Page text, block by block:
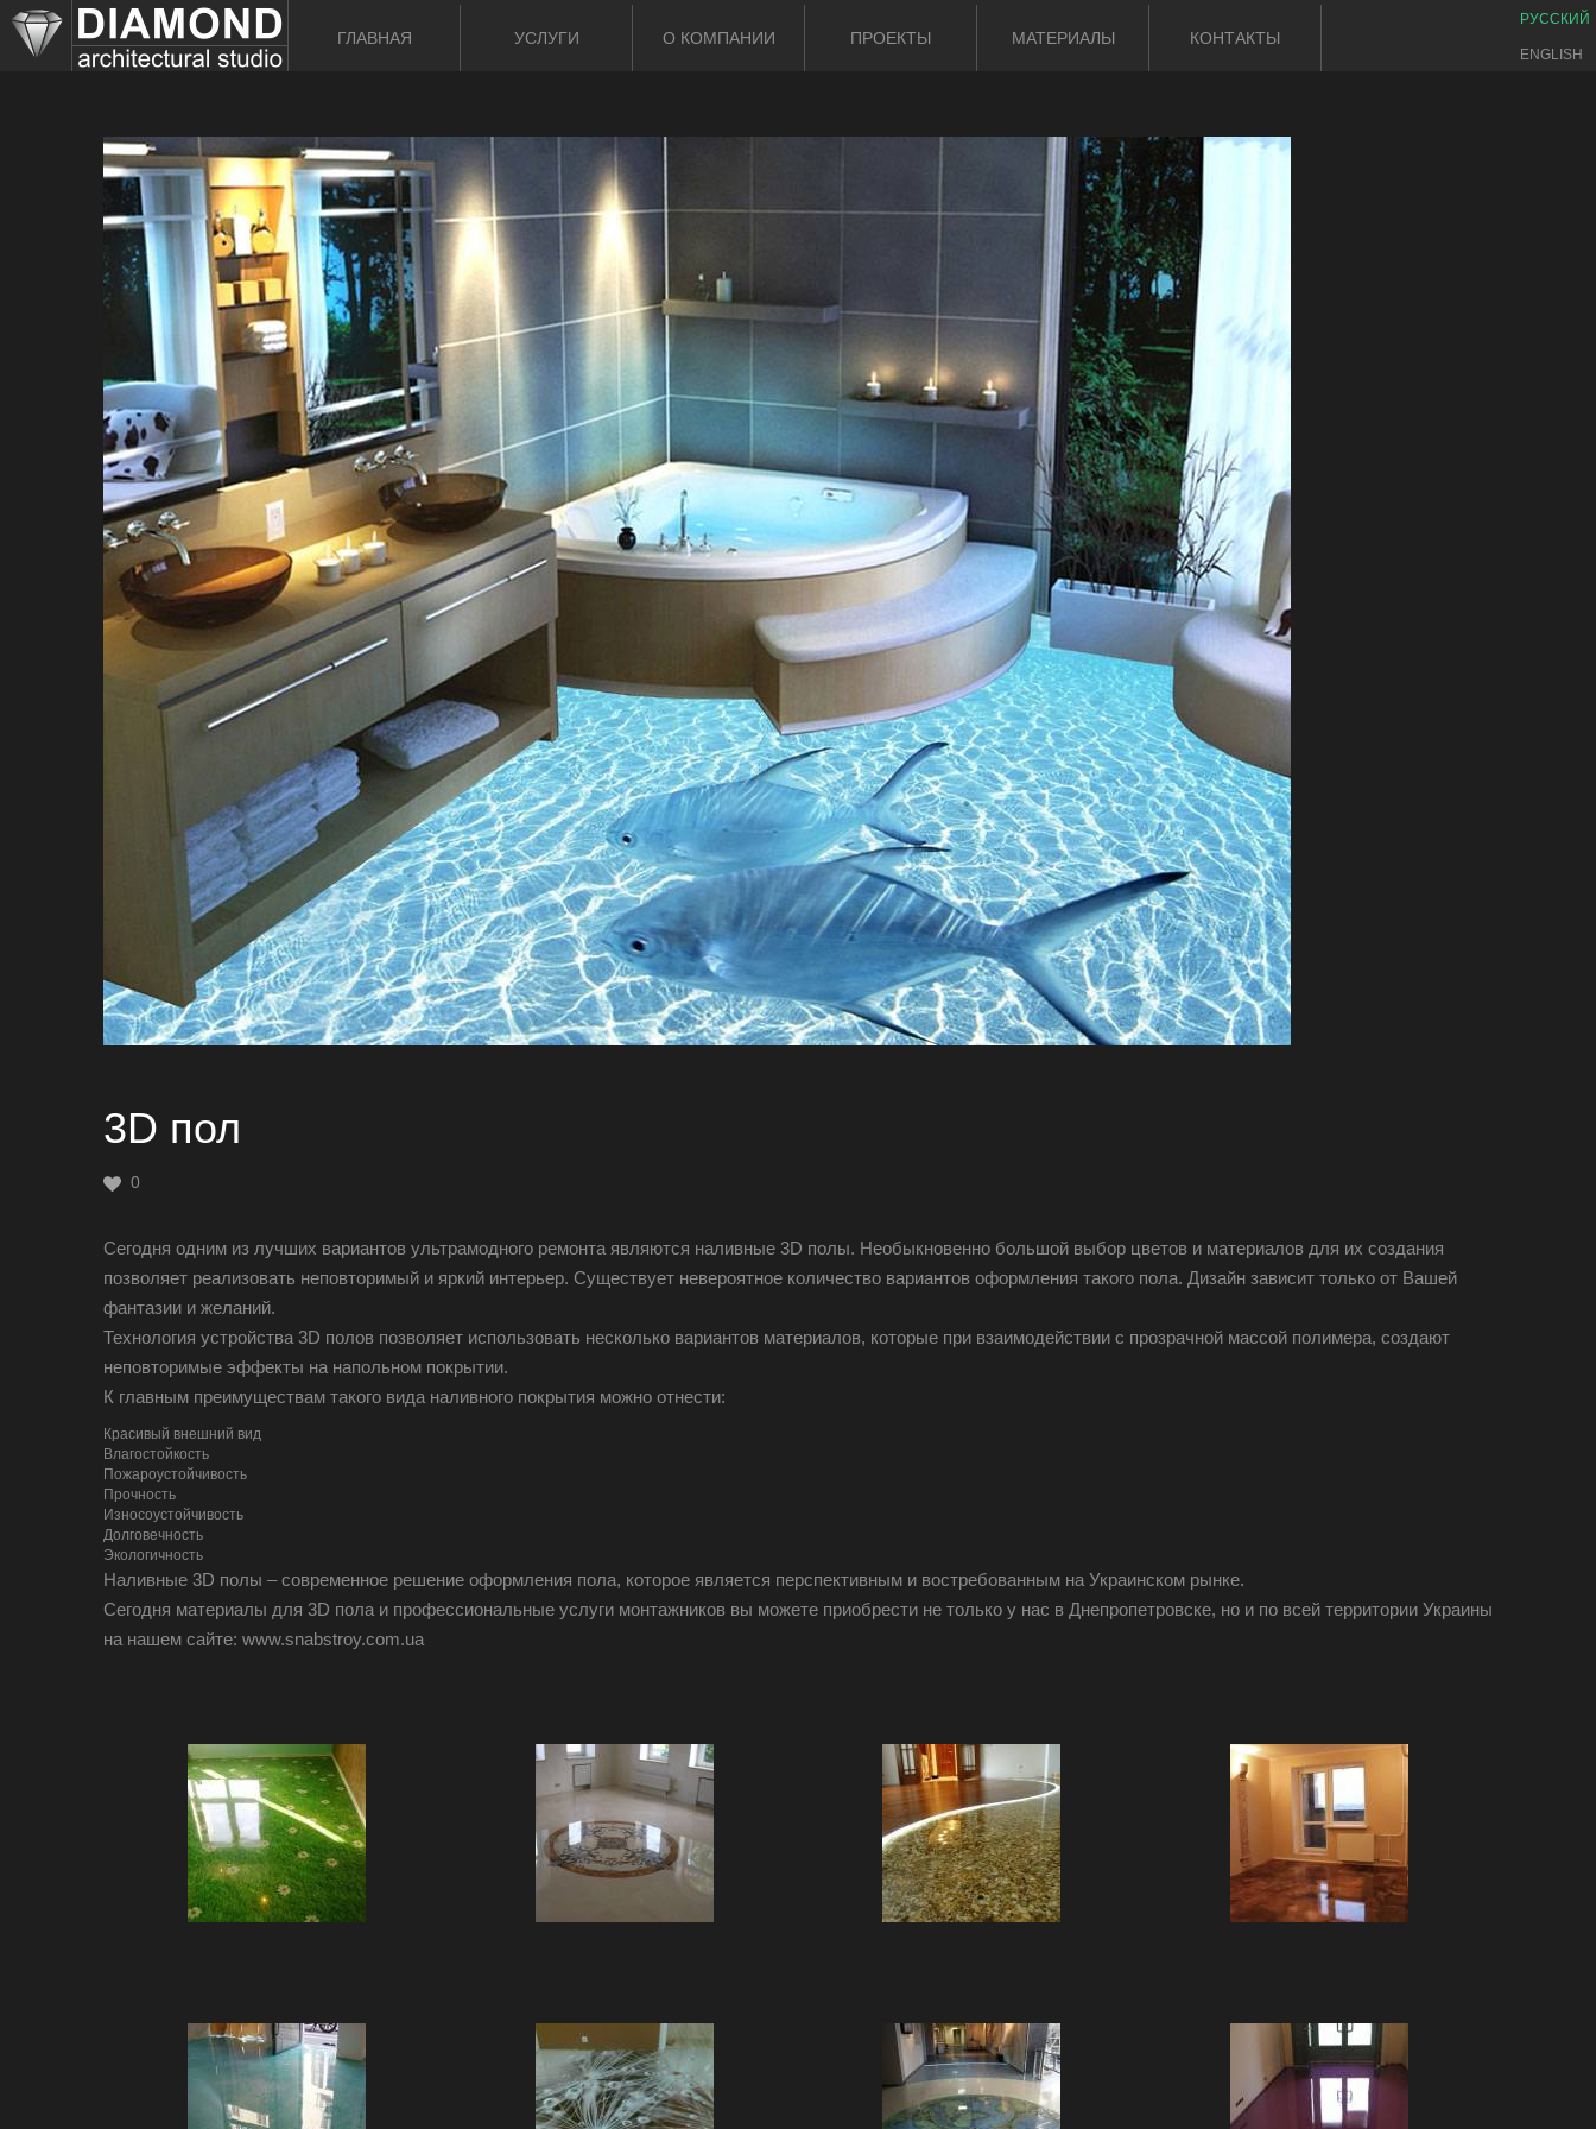
ГЛАВНАЯ УСЛУГИ О КОМПАНИИ ПРОЕКТЫ МАТЕРИАЛЫ КОНТАКТЫ
РУССКИЙ
ENGLISH
3D пол
0
Сегодня одним из лучших вариантов ультрамодного ремонта являются наливные 3D полы. Необыкновенно большой выбор цветов и материалов для их создания
позволяет реализовать неповторимый и яркий интерьер. Существует невероятное количество вариантов оформления такого пола. Дизайн зависит только от Вашей
фантазии и желаний.
Технология устройства 3D полов позволяет использовать несколько вариантов материалов, которые при взаимодействии с прозрачной массой полимера, создают
неповторимые эффекты на напольном покрытии.
К главным преимуществам такого вида наливного покрытия можно отнести:
Красивый внешний вид
Влагостойкость
Пожароустойчивость
Прочность
Износоустойчивость
Долговечность
Экологичность
Наливные 3D полы – современное решение оформления пола, которое является перспективным и востребованным на Украинском рынке.
Сегодня материалы для 3D пола и профессиональные услуги монтажников вы можете приобрести не только у нас в Днепропетровске, но и по всей территории Украины
на нашем сайте: www.snabstroy.com.ua